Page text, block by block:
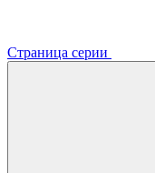
Страница серии